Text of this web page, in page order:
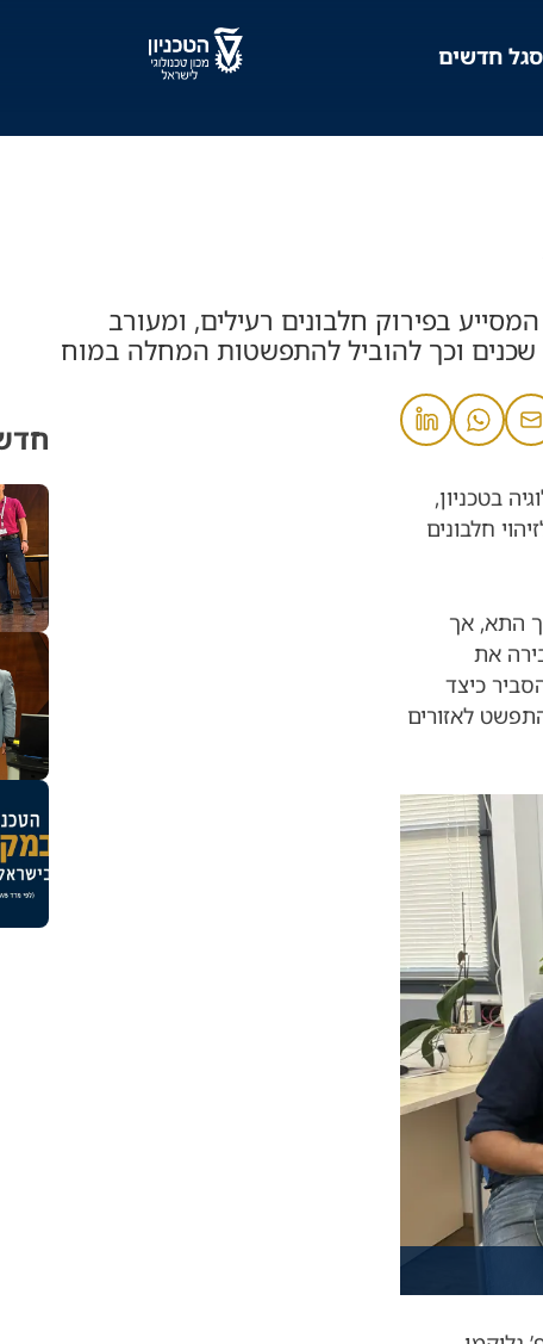
חדשים
המסייע בפירוק חלבונים רעילים, ומעורב
וכך להוביל להתפשטות המחלה במוח
בטכניון,
חלבונים
התא, אך
את
כיצד
לאזורים